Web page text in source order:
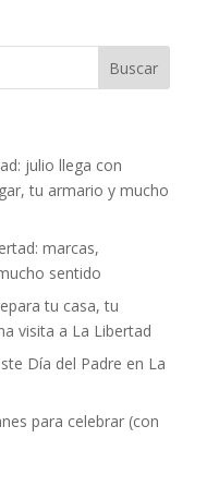
julio llega con
tu armario y mucho
marcas,
sentido
tu casa, tu
visita a La Libertad
Día del Padre en La
para celebrar (con